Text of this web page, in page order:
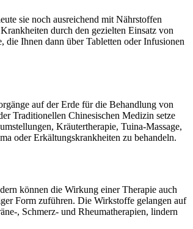
sie noch ausreichend mit Nährstoffen
durch den gezielten Einsatz von
Ihnen dann über Tabletten oder Infusionen
auf der Erde für die Behandlung von
Traditionellen Chinesischen Medizin setze
Kräutertherapie, Tuina-Massage,
oder Erkältungskrankheiten zu behandeln.
können die Wirkung einer Therapie auch
Form zuführen. Die Wirkstoffe gelangen auf
, Schmerz- und Rheumatherapien, lindern